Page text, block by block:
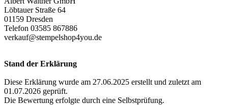
Löbtauer Straße 64
01159 Dresden
Telefon 03585 867886
verkauf@stempelshop4you.de
Stand der Erklärung
Diese Erklärung wurde am 27.06.2025 erstellt und zuletzt am
01.07.2026 geprüft.
Die Bewertung erfolgte durch eine Selbstprüfung.